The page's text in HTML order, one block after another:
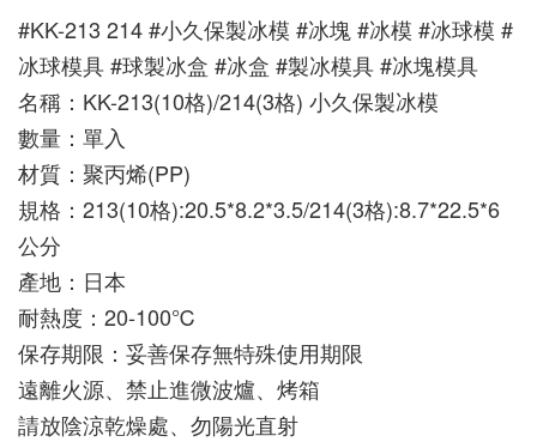
#KK-213 214 #小久保製冰模 #冰塊 #冰模 #冰球模 #
冰球模具 #球製冰盒 #冰盒 #製冰模具 #冰塊模具
名稱：KK-213(10格)/214(3格) 小久保製冰模
數量：單入
材質：聚丙烯(PP)
規格：213(10格):20.5*8.2*3.5/214(3格):8.7*22.5*6
公分
產地：日本
耐熱度：20-100℃
保存期限：妥善保存無特殊使用期限
遠離火源、禁止進微波爐、烤箱
請放陰涼乾燥處、勿陽光直射